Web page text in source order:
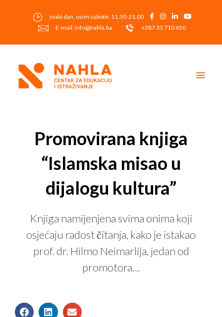
svaki dan, osim subote, 11.30-21.00
E-mail: info@nahla.ba
+387 33 710 650
Promovirana knjiga
“Islamska misao u
dijalogu kultura”
Knjiga namijenjena svima onima koji
osjećaju radost čitanja, kako je istakao
prof. dr. Hilmo Neimarlija, jedan od
promotora…